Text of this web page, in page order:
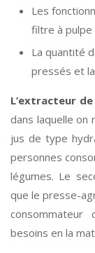
Les
filtre à pulpe
La quantité
pressés et
L’extracteur de
dans laquelle on
jus de type
personnes
légumes. Le
que le presse-
besoins en la